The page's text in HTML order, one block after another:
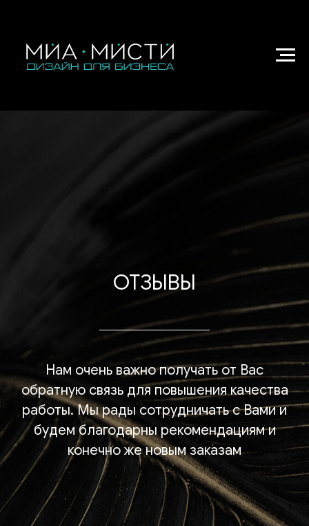
ОТЗЫВЫ
Нам очень важно получать от Вас
обратную связь для повышения качества
работы. Мы рады сотрудничать с Вами и
будем благодарны рекомендациям и
конечно же новым заказам